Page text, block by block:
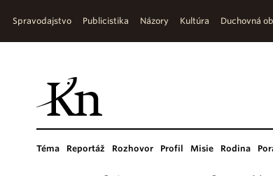
Spravodajstvo Publicistika Názory Kultúra Duchovná
Téma Reportáž Rozhovor Profil Misie Rodina